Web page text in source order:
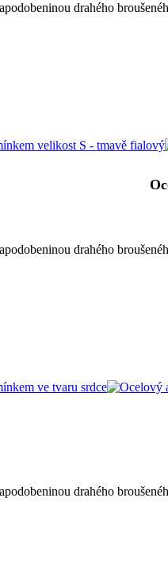
drahého
drahého
drahého